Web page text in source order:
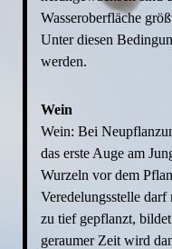
Wasseroberfläche
Unter diesen
werden.
Wein
Wein: Bei
das erste Auge am
Wurzeln vor dem
Veredelungsstelle
zu tief gepflanzt,
geraumer Zeit wird